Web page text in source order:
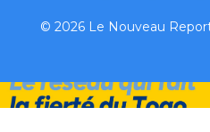
© 2026 Le Nouveau